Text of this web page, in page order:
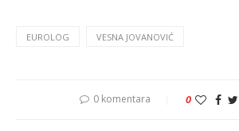
EUROLOG VESNA JOVANOVIĆ
0 komentara 0